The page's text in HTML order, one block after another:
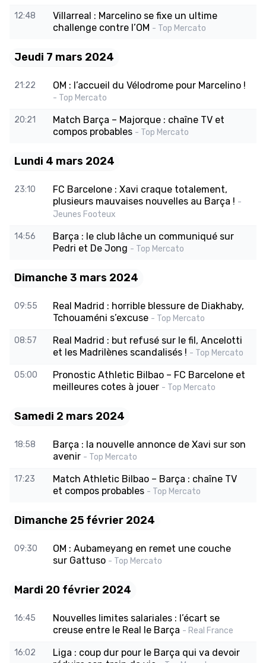
12:48
Villarreal : Marcelino se fixe un ultime
challenge contre l’OM - Top Mercato
Jeudi 7 mars 2024
21:22 OM : l’accueil du Vélodrome pour Marcelino !
- Top Mercato
20:21
Match Barça – Majorque : chaîne TV et
compos probables - Top Mercato
Lundi 4 mars 2024
23:10
FC Barcelone : Xavi craque totalement,
plusieurs mauvaises nouvelles au Barça ! -
Jeunes Footeux
14:56
Barça : le club lâche un communiqué sur
Pedri et De Jong - Top Mercato
Dimanche 3 mars 2024
09:55
Real Madrid : horrible blessure de Diakhaby,
Tchouaméni s’excuse - Top Mercato
08:57
Real Madrid : but refusé sur le fil, Ancelotti
et les Madrilènes scandalisés ! - Top Mercato
05:00
Pronostic Athletic Bilbao – FC Barcelone et
meilleures cotes à jouer - Top Mercato
Samedi 2 mars 2024
18:58
Barça : la nouvelle annonce de Xavi sur son
avenir - Top Mercato
17:23
Match Athletic Bilbao – Barça : chaîne TV
et compos probables - Top Mercato
Dimanche 25 février 2024
09:30
OM : Aubameyang en remet une couche
sur Gattuso - Top Mercato
Mardi 20 février 2024
16:45
Nouvelles limites salariales : l’écart se
creuse entre le Real le Barça - Real France
16:02
Liga : coup dur pour le Barça qui va devoir